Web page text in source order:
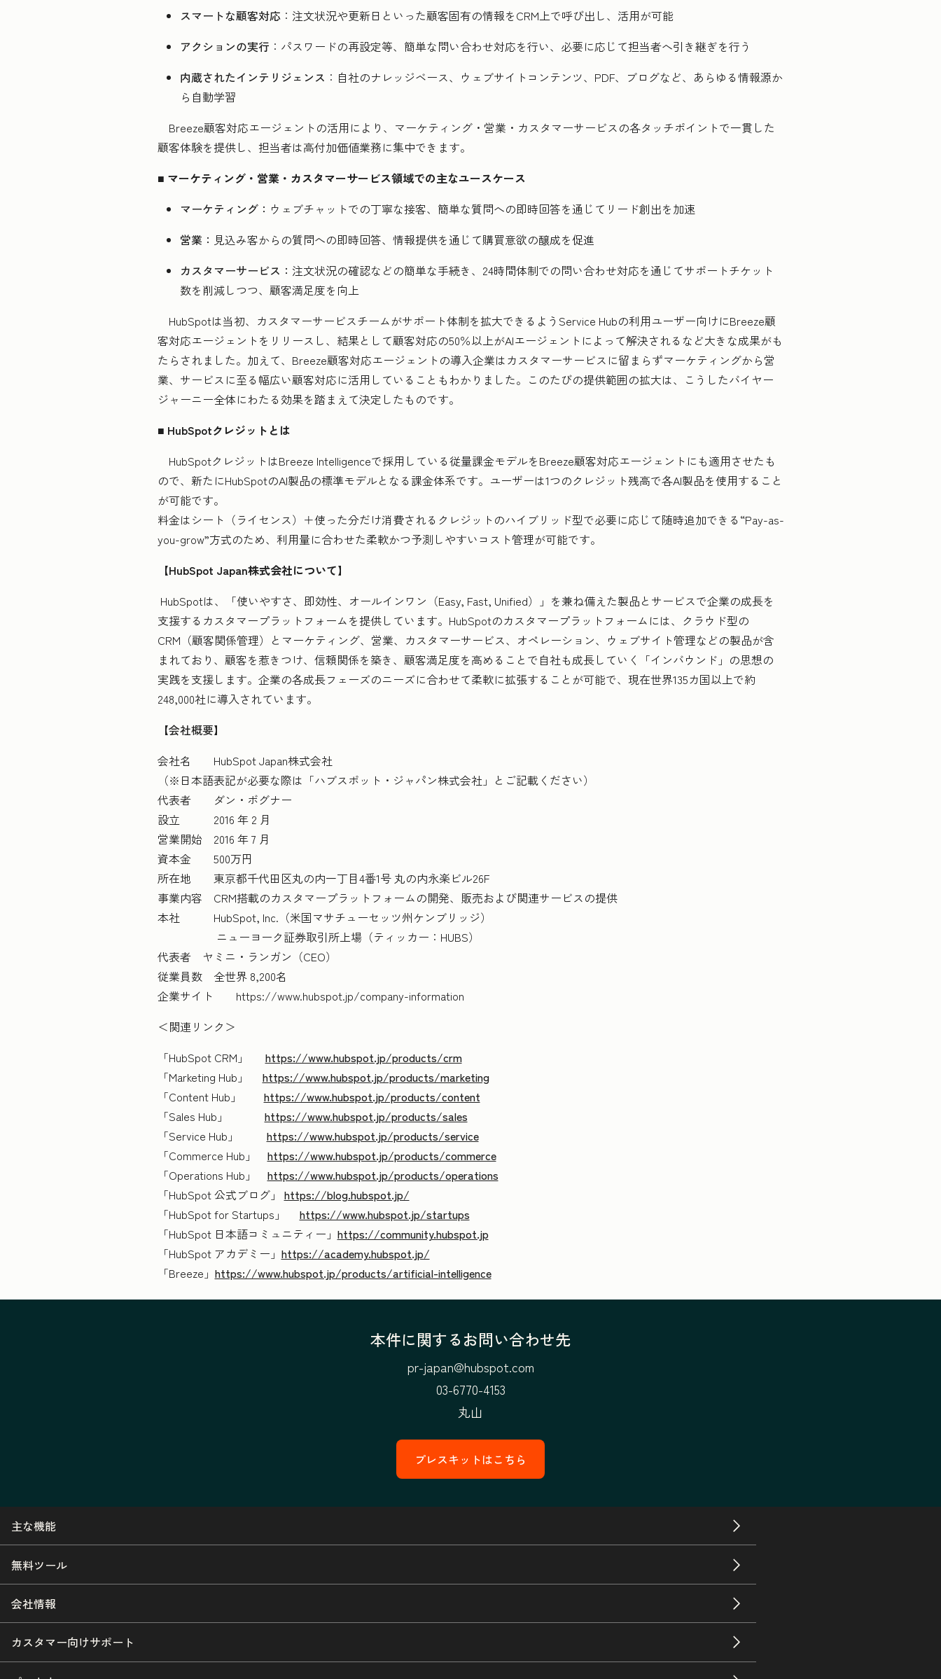
スマートな顧客対応：注文状況や更新日といった顧客固有の情報をCRM上で呼び出し、活用が可能
アクションの実行 ：パスワードの再設定等、簡単な問い合わせ対応を行い、必要に応じて担当者へ引き継ぎを行う
内蔵されたインテリジェンス ：自社のナレッジベース、ウェブサイトコンテンツ、PDF、ブログなど、あらゆる情報源か
ら自動学習
Breeze顧客対応エージェントの活用により、マーケティング・営業・カスタマーサービスの各タッチポイントで一貫した
顧客体験を提供し、担当者は高付加価値業務に集中できます。
■ マーケティング・営業・カスタマーサービス領域での主なユースケース
マーケティング： ウェブチャットでの丁寧な接客、簡単な質問への即時回答を通じてリード創出を加速
営業： 見込み客からの質問への即時回答、情報提供を通じて購買意欲の醸成を促進
カスタマーサービス： 注文状況の確認などの簡単な手続き、24時間体制での問い合わせ対応を通じてサポートチケット
数を削減しつつ、顧客満足度を向上
HubSpotは当初、カスタマーサービスチームがサポート体制を拡大できるようService Hubの利用ユーザー向けにBreeze顧
客対応エージェントをリリースし、結果として顧客対応の50％以上がAIエージェントによって解決されるなど大きな成果がも
たらされました。加えて、Breeze顧客対応エージェントの導入企業はカスタマーサービスに留まらずマーケティングから営
業、サービスに至る幅広い顧客対応に活用していることもわかりました。このたびの提供範囲の拡大は、こうしたバイヤー
ジャーニー全体にわたる効果を踏まえて決定したものです。
■ HubSpotクレジットとは
HubSpotクレジットはBreeze Intelligenceで採用している従量課金モデルをBreeze顧客対応エージェントにも適用させたも
ので、新たにHubSpotのAI製品の標準モデルとなる課金体系です。ユーザーは1つのクレジット残高で各AI製品を使用すること
が可能です。
料金はシート（ライセンス）＋使った分だけ消費されるクレジットのハイブリッド型で必要に応じて随時追加できる“Pay-as-
you-grow”方式のため、利用量に合わせた柔軟かつ予測しやすいコスト管理が可能です。
【HubSpot Japan株式会社について】
HubSpotは、「使いやすさ、即効性、オールインワン（Easy, Fast, Unified）」を兼ね備えた製品とサービスで企業の成長を
支援するカスタマープラットフォームを提供しています。HubSpotのカスタマープラットフォームには、クラウド型の
CRM（顧客関係管理）とマーケティング、営業、カスタマーサービス、オペレーション、ウェブサイト管理などの製品が含
まれており、顧客を惹きつけ、信頼関係を築き、顧客満足度を高めることで自社も成長していく「インバウンド」の思想の
実践を支援します。企業の各成長フェーズのニーズに合わせて柔軟に拡張することが可能で、現在世界135カ国以上で約
248,000社に導入されています。
【会社概要】
会社名 HubSpot Japan株式会社
（※日本語表記が必要な際は「ハブスポット・ジャパン株式会社」とご記載ください）
代表者 ダン・ボグナー
設立 2016 年 2 月
営業開始 2016 年 7 月
資本金 500万円
所在地 東京都千代田区丸の内一丁目4番1号 丸の内永楽ビル26F
事業内容 CRM搭載のカスタマープラットフォームの開発、販売および関連サービスの提供
本社 HubSpot, Inc.（米国マサチューセッツ州ケンブリッジ）
ニューヨーク証券取引所上場（ティッカー：HUBS）
代表者 ヤミニ・ランガン（CEO）
従業員数 全世界 8,200名
企業サイト https://www.hubspot.jp/company-information
＜関連リンク＞
「HubSpot CRM」 https://www.hubspot.jp/products/crm
「Marketing Hub」 https://www.hubspot.jp/products/marketing
「Content Hub」 https://www.hubspot.jp/products/content
「Sales Hub」 https://www.hubspot.jp/products/sales
「Service Hub」 https://www.hubspot.jp/products/service
「Commerce Hub」 https://www.hubspot.jp/products/commerce
「Operations Hub」 https://www.hubspot.jp/products/operations
「HubSpot 公式ブログ」 https://blog.hubspot.jp/
「HubSpot for Startups」 https://www.hubspot.jp/startups
「HubSpot 日本語コミュニティー」 https://community.hubspot.jp
「HubSpot アカデミー」 https://academy.hubspot.jp/
「Breeze」 https://www.hubspot.jp/products/artificial-intelligence
本件に関するお問い合わせ先
pr-japan@hubspot.com
03-6770-4153
丸山
プレスキットはこちら
主な機能
無料ツール
会社情報
カスタマー向けサポート